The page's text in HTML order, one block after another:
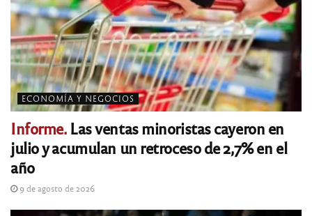
ECONOMÍA Y NEGOCIOS
Informe.Las ventas minoristas cayeron en
julio y acumulan un retroceso de 2,7% en el
año
9 de agosto de 2026